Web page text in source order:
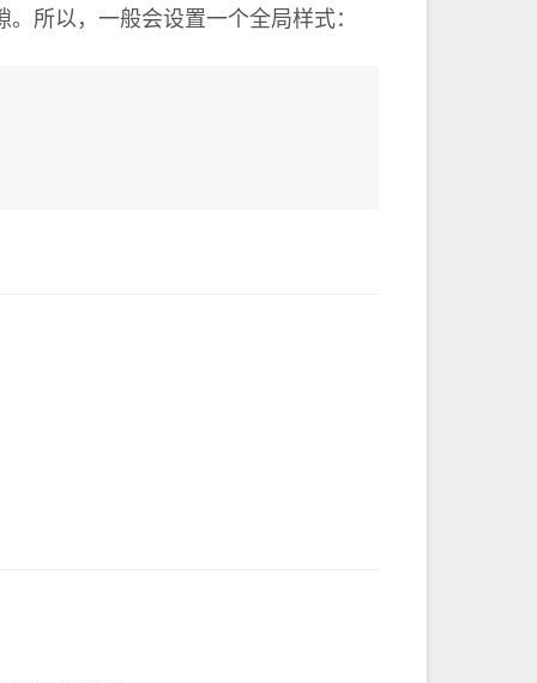
所以，一般会设置一个全局样式：